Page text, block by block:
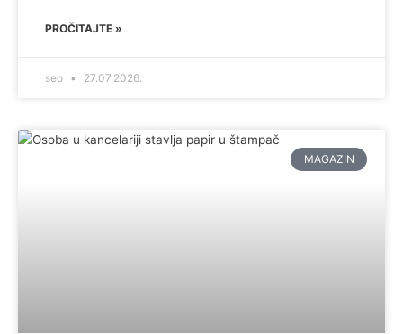
PROČITAJTE »
seo 27.07.2026.
MAGAZIN